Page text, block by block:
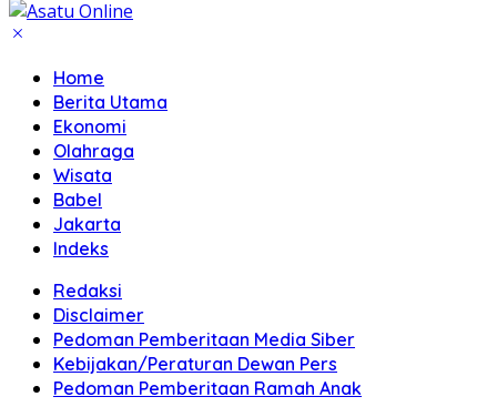
Home
Berita Utama
Ekonomi
Olahraga
Wisata
Babel
Jakarta
Indeks
Redaksi
Disclaimer
Pedoman Pemberitaan Media Siber
Kebijakan/Peraturan Dewan Pers
Pedoman Pemberitaan Ramah Anak